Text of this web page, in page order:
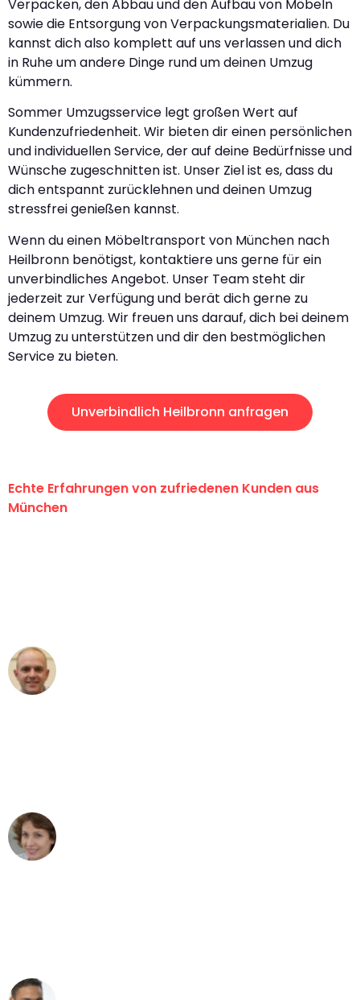
Verpacken, den Abbau und den Aufbau von Möbeln
sowie die Entsorgung von Verpackungsmaterialien. Du
kannst dich also komplett auf uns verlassen und dich
in Ruhe um andere Dinge rund um deinen Umzug
kümmern.
Sommer Umzugsservice legt großen Wert auf
Kundenzufriedenheit. Wir bieten dir einen persönlichen
und individuellen Service, der auf deine Bedürfnisse und
Wünsche zugeschnitten ist. Unser Ziel ist es, dass du
dich entspannt zurücklehnen und deinen Umzug
stressfrei genießen kannst.
Wenn du einen Möbeltransport von München nach
Heilbronn benötigst, kontaktiere uns gerne für ein
unverbindliches Angebot. Unser Team steht dir
jederzeit zur Verfügung und berät dich gerne zu
deinem Umzug. Wir freuen uns darauf, dich bei deinem
Umzug zu unterstützen und dir den bestmöglichen
Service zu bieten.
Unverbindlich Heilbronn anfragen
Echte Erfahrungen von zufriedenen Kunden aus
München